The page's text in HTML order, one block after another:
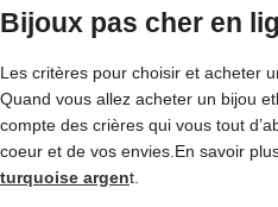
Bijoux pas cher en
Les critères pour choisir et acheter
Quand vous allez acheter un bijou
compte des crières qui vous tout
coeur et de vos envies.En savoir
turquoise argent.